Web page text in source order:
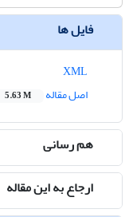
فایل ها
اصل مقاله
5.63 M
هم رسانی
ارجاع به این مقاله